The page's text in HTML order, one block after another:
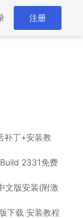
注册
补丁+安装教
2331免费
版安装(附激
下载 安装教程